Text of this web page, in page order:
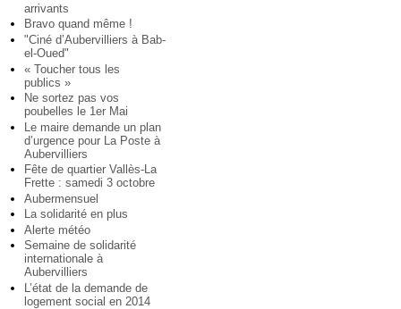
arrivants
Bravo quand même !
"Ciné d’Aubervilliers à Bab-
el-Oued"
« Toucher tous les
publics »
Ne sortez pas vos
poubelles le 1er Mai
Le maire demande un plan
d’urgence pour La Poste à
Aubervilliers
Fête de quartier Vallès-La
Frette : samedi 3 octobre
Aubermensuel
La solidarité en plus
Alerte météo
Semaine de solidarité
internationale à
Aubervilliers
L’état de la demande de
logement social en 2014